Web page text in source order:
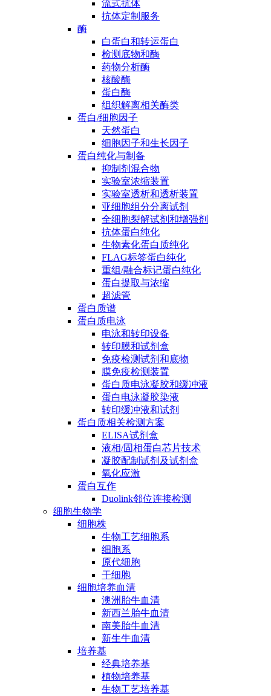
流式抗体
抗体定制服务
酶
白蛋白和转运蛋白
检测底物和酶
药物分析酶
核酸酶
蛋白酶
组织解离相关酶类
蛋白/细胞因子
天然蛋白
细胞因子和生长因子
蛋白纯化与制备
抑制剂混合物
实验室浓缩装置
实验室透析和透析装置
亚细胞组分分离试剂
全细胞裂解试剂和增强剂
抗体蛋白纯化
生物素化蛋白质纯化
FLAG标签蛋白纯化
重组/融合标记蛋白纯化
蛋白提取与浓缩
超滤管
蛋白质谱
蛋白质电泳
电泳和转印设备
转印膜和试剂盒
免疫检测试剂和底物
膜免疫检测装置
蛋白质电泳凝胶和缓冲液
蛋白电泳凝胶染液
转印缓冲液和试剂
蛋白质相关检测方案
ELISA试剂盒
液相/固相蛋白芯片技术
凝胶配制试剂及试剂盒
氧化应激
蛋白互作
Duolink邻位连接检测
细胞生物学
细胞株
生物工艺细胞系
细胞系
原代细胞
干细胞
细胞培养血清
澳洲胎牛血清
新西兰胎牛血清
南美胎牛血清
新生牛血清
培养基
经典培养基
植物培养基
生物工艺培养基